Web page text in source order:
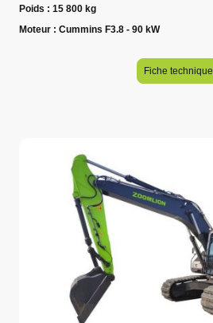
Poids : 15 800 kg
Moteur : Cummins F3.8 - 90 kW
Fiche technique